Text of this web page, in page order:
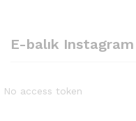
E-balık Instagram
No access token